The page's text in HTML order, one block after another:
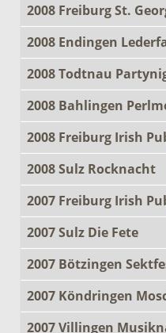
2008 Freiburg St.
2008 Endingen
2008 Todtnau
2008 Bahlingen
2008 Freiburg Irish
2008 Sulz Rocknacht
2007 Freiburg Irish
2007 Sulz Die Fete
2007 Bötzingen
2007 Köndringen
2007 Villingen